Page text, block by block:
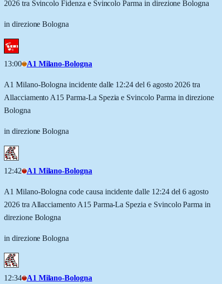
2026 tra Svincolo Fidenza e Svincolo Parma in direzione Bologna
in direzione Bologna
13:00 A1 Milano-Bologna
A1 Milano-Bologna incidente dalle 12:24 del 6 agosto 2026 tra
Allacciamento A15 Parma-La Spezia e Svincolo Parma in direzione
Bologna
in direzione Bologna
12:42 A1 Milano-Bologna
A1 Milano-Bologna code causa incidente dalle 12:24 del 6 agosto
2026 tra Allacciamento A15 Parma-La Spezia e Svincolo Parma in
direzione Bologna
in direzione Bologna
12:34 A1 Milano-Bologna